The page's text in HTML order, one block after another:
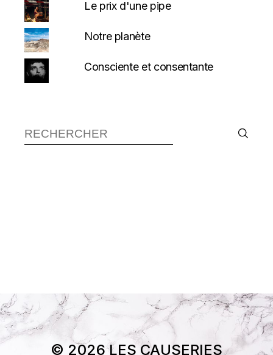
Le prix d'une pipe
Notre planète
Consciente et consentante
Recherche :
© 2026 LES CAUSERIES